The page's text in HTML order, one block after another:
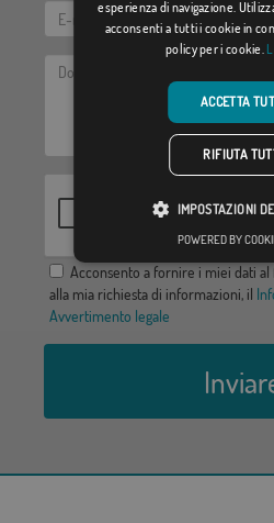
Acconsento a fornire i miei dati
alla mia richiesta di informazioni, il
Avvertimento legale
esperienza di navigazione.
acconsenti a tutti i cookie in
policy per i cookie.
ACCETTA
RIFIUTA
IMPOSTAZIONI
POWERED BY